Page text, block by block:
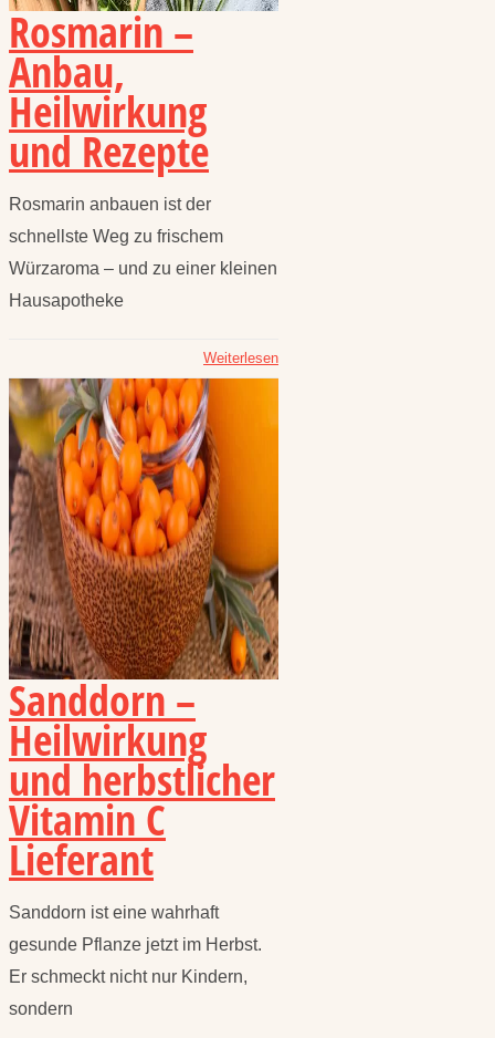
Rosmarin –
Anbau,
Heilwirkung
und Rezepte
Rosmarin anbauen ist der
schnellste Weg zu frischem
Würzaroma – und zu einer kleinen
Hausapotheke
Weiterlesen
Sanddorn –
Heilwirkung
und herbstlicher
Vitamin C
Lieferant
Sanddorn ist eine wahrhaft
gesunde Pflanze jetzt im Herbst.
Er schmeckt nicht nur Kindern,
sondern